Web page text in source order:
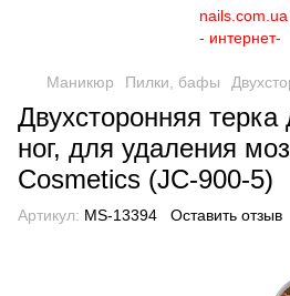
Маникюр Пилки, бафы
Двухсторонняя
ног, для удаления
Cosmetics (JC-900-5)
Артикул: MS-13394 Оставить отзыв